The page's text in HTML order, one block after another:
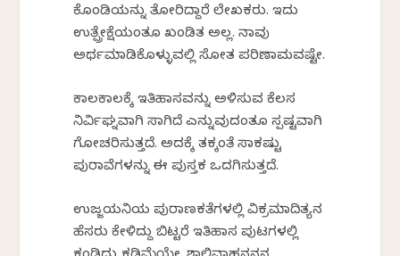
ಕೊಂಡಿಯನ್ನು ತೋರಿಸಿದ್ದಾರೆ ಲೇಖಕರು. ಇದು
ಉತ್ಪ್ರೇಕ್ಷೆಯಂತೂ ಖಂಡಿತ ಅಲ್ಲ. ನಾವು
ಅರ್ಥಮಾಡಿಕೊಳ್ಳುವಲ್ಲಿ ಸೋತ ಪರಿಣಾಮವಷ್ಟೇ.
ಕಾಲಕಾಲಕ್ಕೆ ಇತಿಹಾಸವನ್ನು ಅಳಿಸುವ ಕೆಲಸ
ನಿರ್ವಿಘ್ನವಾಗಿ ಸಾಗಿದೆ ಎನ್ನುವುದಂತೂ ಸ್ಪಷ್ಟವಾಗಿ
ಗೋಚರಿಸುತ್ತದೆ. ಅದಕ್ಕೆ ತಕ್ಕಂತೆ ಸಾಕಷ್ಟು
ಪುರಾವೆಗಳನ್ನು ಈ ಪುಸ್ತಕ ಒದಗಿಸುತ್ತದೆ.
ಉಜ್ಜಯನಿಯ ಪುರಾಣಕತೆಗಳಲ್ಲಿ ವಿಕ್ರಮಾದಿತ್ಯನ
ಹೆಸರು ಕೇಳಿದ್ದು ಬಿಟ್ಟರೆ ಇತಿಹಾಸ ಪುಟಗಳಲ್ಲಿ